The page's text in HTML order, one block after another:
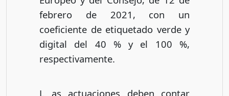
febrero de 2021, con un
coeficiente de etiquetado verde y
digital del 40 % y el 100 %,
respectivamente.
L as actuaciones deben contar